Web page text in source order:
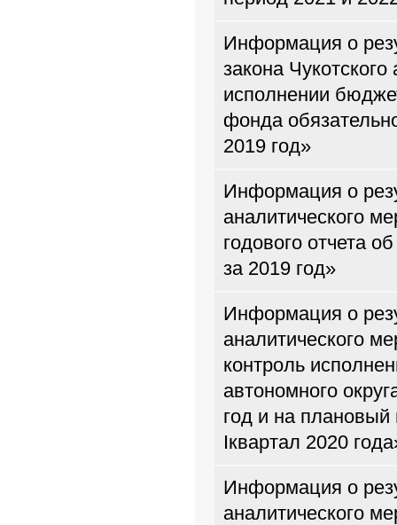
Информация о
закона
исполнении
фонда
2019 год»
Информация о
аналитического
годового отчета
за 2019 год»
Информация о
аналитического
контроль
автономного
год и на плановый
Iквартал 2020
Информация о
аналитического